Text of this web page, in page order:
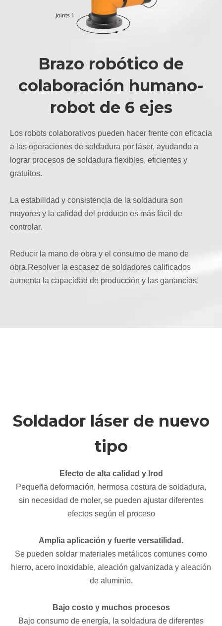
Brazo robótico de
colaboración humano-
robot de 6 ejes
Los robots colaborativos pueden hacer frente con eficacia
a las operaciones de soldadura por láser, ayudando a
lograr procesos de soldadura flexibles, eficientes y
gratuitos.
La estabilidad y consistencia de la soldadura son
mayores y la calidad del producto es más fácil de
controlar.
Reducir la mano de obra y el consumo de mano de
obra.Resolver la escasez de soldadores calificados
aumenta la capacidad de producción y las ganancias.
Soldador láser de nuevo
tipo
Efecto de alta calidad y Irod
Pequeña deformación, hermosa costura de soldadura,
sin necesidad de moler, se pueden ajustar diferentes
efectos según el proceso
Amplia aplicación y fuerte versatilidad.
Se pueden soldar materiales metálicos comunes como
hierro, acero inoxidable, aleación galvanizada y aleación
de aluminio.
Bajo costo y muchos procesos
Bajo consumo de energía, la soldadura de diferentes